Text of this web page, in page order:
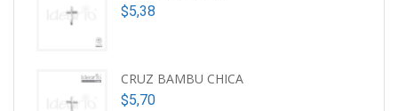
$5,38
CRUZ BAMBU CHICA
$5,70